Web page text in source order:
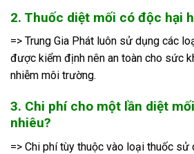
2. Thuốc diệt mối có độc hại
=> Trung Gia Phát luôn sử dụng các
được kiểm định nên an toàn cho sức
nhiễm môi trường.
3. Chi phí cho một lần diệt
nhiêu?
=> Chi phí tùy thuộc vào loại thuốc sử